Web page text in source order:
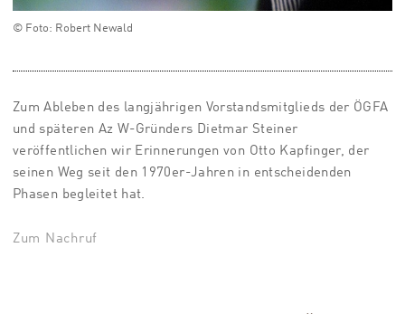
© Foto: Robert Newald
Zum Ableben des langjährigen Vorstandsmitglieds der ÖGFA
und späteren Az W-Gründers Dietmar Steiner
veröffentlichen wir Erinnerungen von Otto Kapfinger, der
seinen Weg seit den 1970er-Jahren in entscheidenden
Phasen begleitet hat.
Zum Nachruf